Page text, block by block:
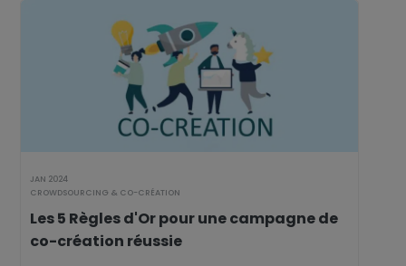
JAN 2024
CROWDSOURCING & CO-CRÉATION
Les 5 Règles d'Or pour une campagne de
co-création réussie